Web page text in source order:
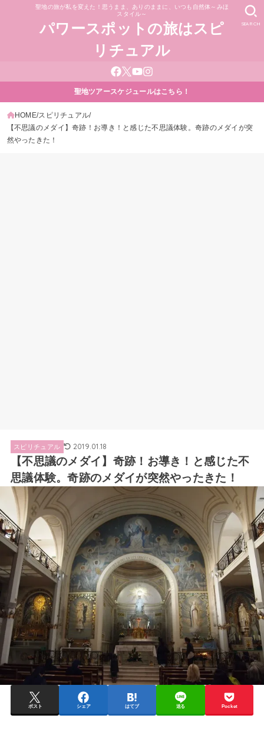
聖地の旅が私を変えた！思うまま、ありのままに、いつも自然体～みほ
スタイル～
パワースポットの旅はスピ
リチュアル
SEARCH
聖地ツアースケジュールはこちら！
HOME スピリチュアル
【不思議のメダイ】奇跡！お導き！と感じた不思議体験。奇跡のメダイが突
然やったきた！
スピリチュアル 2019.01.18
【不思議のメダイ】奇跡！お導き！と感じた不
思議体験。奇跡のメダイが突然やったきた！
ポスト シェア はてブ 送る Pocket